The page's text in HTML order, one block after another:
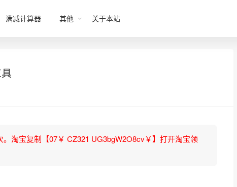
满减计算器 其他 关于本站
淘宝复制【07￥ CZ321 UG3bgW2O8cv￥】打开淘宝领